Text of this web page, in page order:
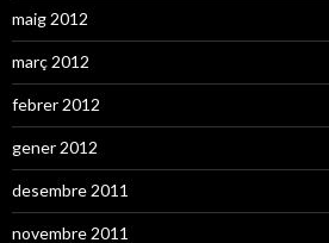
maig 2012
març 2012
febrer 2012
gener 2012
desembre 2011
novembre 2011